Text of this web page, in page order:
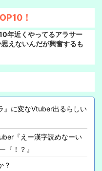
！
年近くやってるアラサー
えないんだが興奮するも
』に変なVtuber出るらしい
『えー漢字読めなーい
『！？』
？